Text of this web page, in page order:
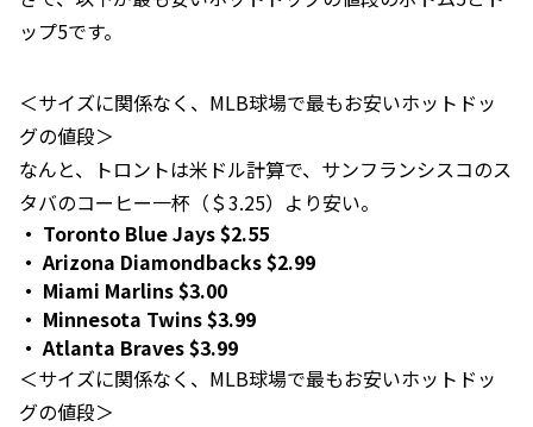
ップ5です。
＜サイズに関係なく、MLB球場で最もお安いホットドッ
グの値段＞
なんと、トロントは米ドル計算で、サンフランシスコのス
タバのコーヒー一杯（＄3.25）より安い。
Toronto Blue Jays $2.55
Arizona Diamondbacks $2.99
Miami Marlins $3.00
Minnesota Twins $3.99
Atlanta Braves $3.99
＜サイズに関係なく、MLB球場で最もお安いホットドッ
グの値段＞